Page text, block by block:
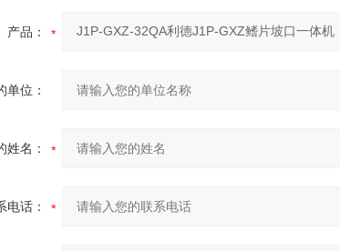
产品：
单位：
姓名：
电话：